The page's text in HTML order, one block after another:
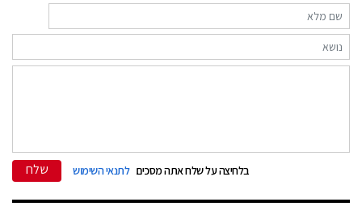
בלחיצה על שלח אתה מסכים לתנאי השימוש שלח